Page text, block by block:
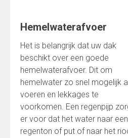
Hemelwaterafvoer
Het is belangrijk dat uw dak
beschikt over een goede
hemelwaterafvoer. Dit om
hemelwater zo snel mogelijk
voeren en lekkages te
voorkomen. Een regenpijp
er voor dat het water naar een
regenton of put of naar het